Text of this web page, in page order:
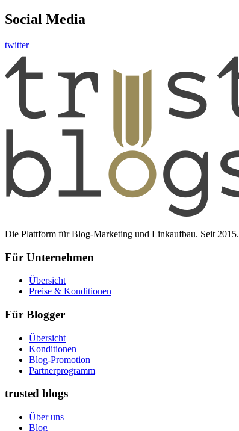
Social Media
twitter
Die Plattform für Blog-Marketing und Linkaufbau. Seit 2015.
Für Unternehmen
Übersicht
Preise & Konditionen
Für Blogger
Übersicht
Konditionen
Blog-Promotion
Partnerprogramm
trusted blogs
Über uns
Blog